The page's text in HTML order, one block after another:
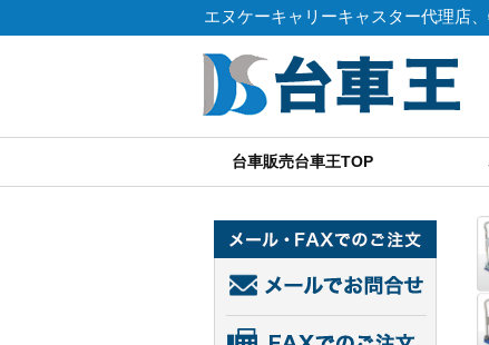
エヌケーキャリーキャスター代理店・台車王。
エヌケーキャリーキャスター代理店
台車販売台車王TOP